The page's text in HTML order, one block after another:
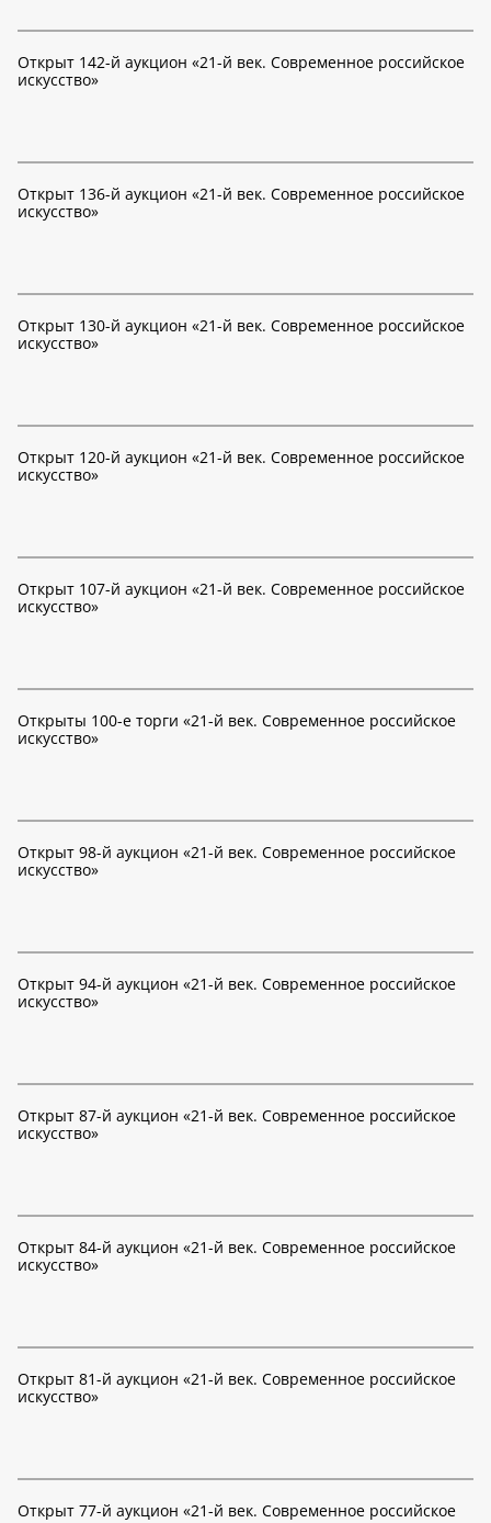
Открыт 142-й аукцион «21-й век. Современное российское
искусство»
Открыт 136-й аукцион «21-й век. Современное российское
искусство»
Открыт 130-й аукцион «21-й век. Современное российское
искусство»
Открыт 120-й аукцион «21-й век. Современное российское
искусство»
Открыт 107-й аукцион «21-й век. Современное российское
искусство»
Открыты 100-е торги «21-й век. Современное российское
искусство»
Открыт 98-й аукцион «21-й век. Современное российское
искусство»
Открыт 94-й аукцион «21-й век. Современное российское
искусство»
Открыт 87-й аукцион «21-й век. Современное российское
искусство»
Открыт 84-й аукцион «21-й век. Современное российское
искусство»
Открыт 81-й аукцион «21-й век. Современное российское
искусство»
Открыт 77-й аукцион «21-й век. Современное российское